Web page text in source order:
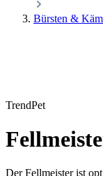
Bürsten &
TrendPet
Der Fellmeister ist